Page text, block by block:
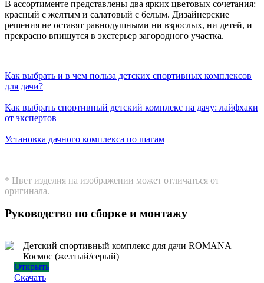
В ассортименте представлены два ярких цветовых сочетания:
красный с желтым и салатовый с белым. Дизайнерские
решения не оставят равнодушными ни взрослых, ни детей, и
прекрасно впишутся в экстерьер загородного участка.
Как выбрать и в чем польза детских спортивных комплексов
для дачи?
Как выбрать спортивный детский комплекс на дачу: лайфхаки
от экспертов
Установка дачного комплекса по шагам
* Цвет изделия на изображении может отличаться от
оригинала.
Руководство по сборке и монтажу
Детский спортивный комплекс для дачи ROMANA
Космос (желтый/серый)
Открыть
Скачать